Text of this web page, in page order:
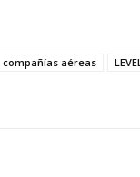
compañías aéreas